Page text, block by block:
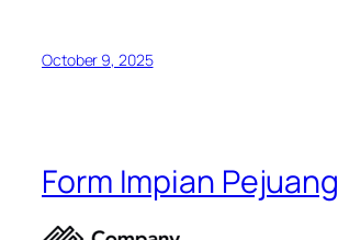
October 9, 2025
Form Impian Pejuang